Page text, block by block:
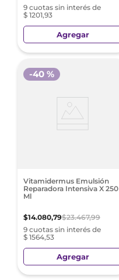
9 cuotas sin interés de
$ 1201,93
Agregar
Vitamidermus Emulsión
Reparadora Intensiva X 250
Ml
$14.080,79$23.467,99
9 cuotas sin interés de
$ 1564,53
-40 %
Agregar